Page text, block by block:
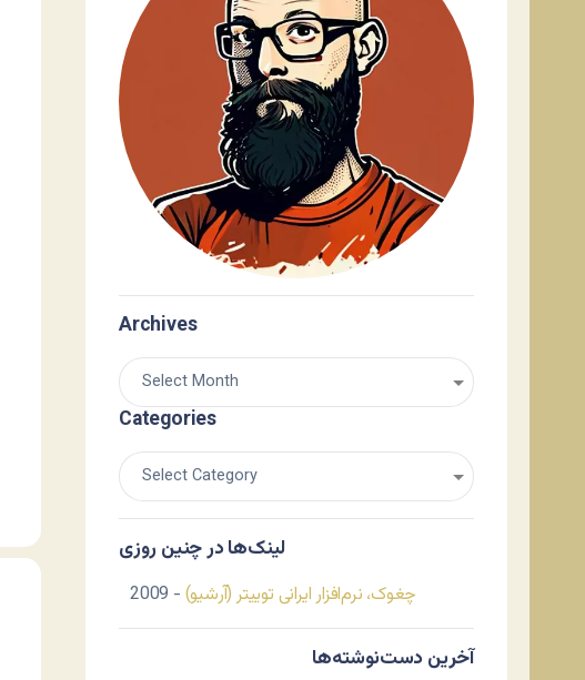
Archives
Categories
لینک‌ها در چنین روزی
چغوک، نرم‌افزار ایرانی توییتر (آرشیو) - 2009
آخرین دست‌نوشته‌ها